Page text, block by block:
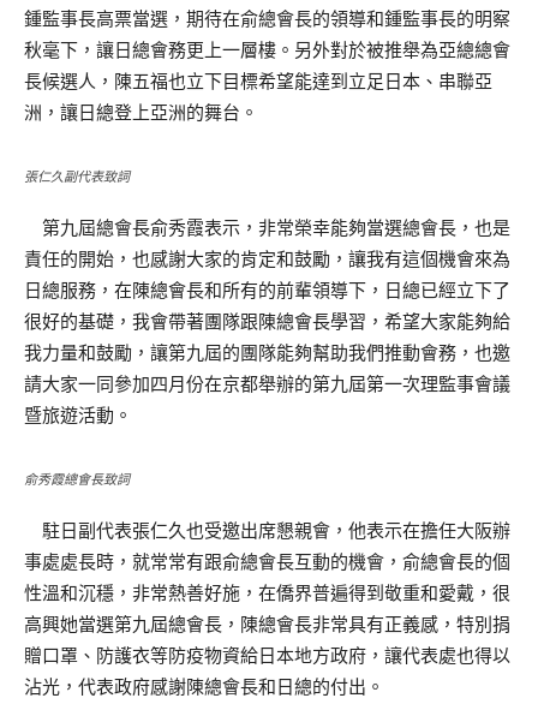
鍾監事長高票當選，期待在俞總會長的領導和鍾監事長的明察
秋毫下，讓日總會務更上一層樓。另外對於被推舉為亞總總會
長候選人，陳五福也立下目標希望能達到立足日本、串聯亞
洲，讓日總登上亞洲的舞台。
張仁久副代表致詞
第九屆總會長俞秀霞表示，非常榮幸能夠當選總會長，也是
責任的開始，也感謝大家的肯定和鼓勵，讓我有這個機會來為
日總服務，在陳總會長和所有的前輩領導下，日總已經立下了
很好的基礎，我會帶著團隊跟陳總會長學習，希望大家能夠給
我力量和鼓勵，讓第九屆的團隊能夠幫助我們推動會務，也邀
請大家一同參加四月份在京都舉辦的第九屆第一次理監事會議
暨旅遊活動。
俞秀霞總會長致詞
駐日副代表張仁久也受邀出席懇親會，他表示在擔任大阪辦
事處處長時，就常常有跟俞總會長互動的機會，俞總會長的個
性溫和沉穩，非常熱善好施，在僑界普遍得到敬重和愛戴，很
高興她當選第九屆總會長，陳總會長非常具有正義感，特別捐
贈口罩、防護衣等防疫物資給日本地方政府，讓代表處也得以
沾光，代表政府感謝陳總會長和日總的付出。